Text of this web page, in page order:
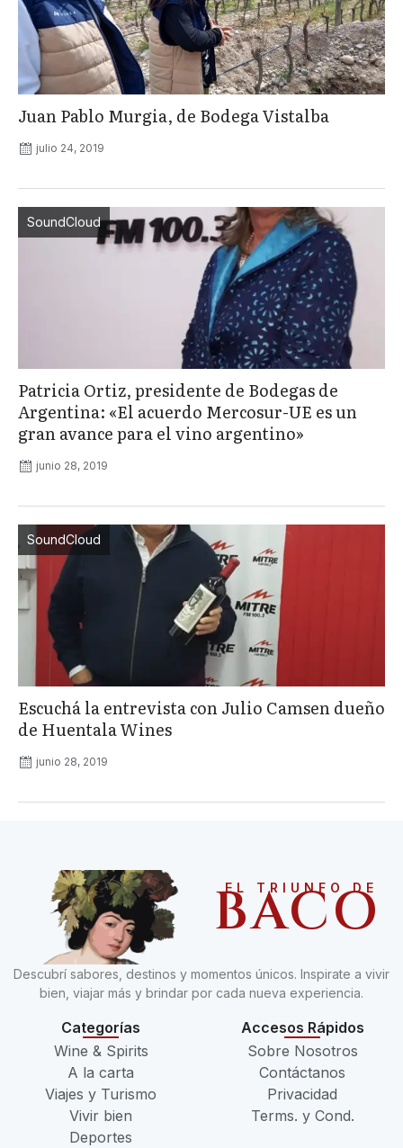
Juan Pablo Murgia, de Bodega Vistalba
julio 24, 2019
SoundCloud
Patricia Ortiz, presidente de Bodegas de
Argentina: «El acuerdo Mercosur-UE es un
gran avance para el vino argentino»
junio 28, 2019
SoundCloud
Escuchá la entrevista con Julio Camsen dueño
de Huentala Wines
junio 28, 2019
EL TRIUNFO DE
BACO
Descubrí sabores, destinos y momentos únicos. Inspirate a vivir
bien, viajar más y brindar por cada nueva experiencia.
Categorías
Wine & Spirits
A la carta
Viajes y Turismo
Vivir bien
Deportes
Accesos Rápidos
Sobre Nosotros
Contáctanos
Privacidad
Terms. y Cond.